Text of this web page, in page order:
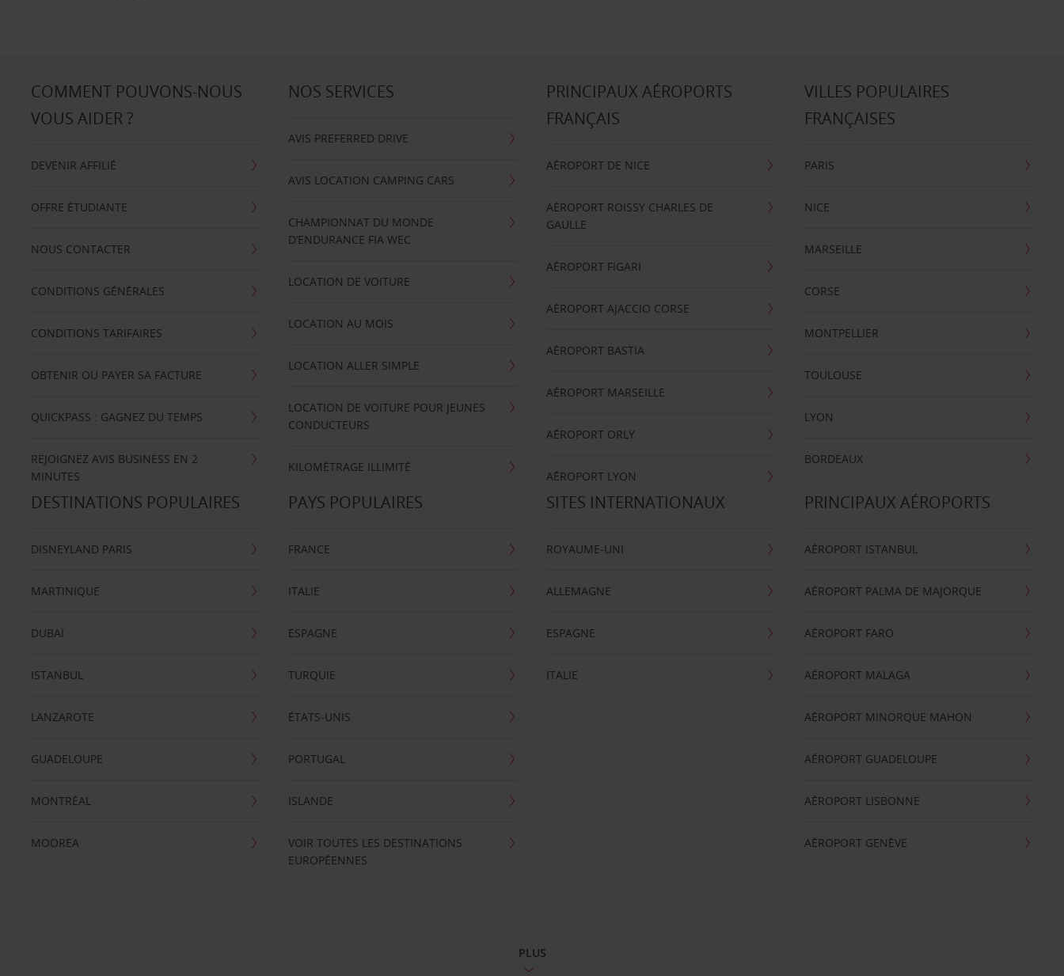
COMMENT POUVONS-NOUS
VOUS AIDER ?
DEVENIR AFFILIÉ
OFFRE ÉTUDIANTE
NOUS CONTACTER
CONDITIONS GÉNÉRALES
CONDITIONS TARIFAIRES
OBTENIR OU PAYER SA FACTURE
QUICKPASS : GAGNEZ DU TEMPS
REJOIGNEZ AVIS BUSINESS EN 2
MINUTES
NOS SERVICES
AVIS PREFERRED DRIVE
AVIS LOCATION CAMPING CARS
CHAMPIONNAT DU MONDE
D’ENDURANCE FIA WEC
LOCATION DE VOITURE
LOCATION AU MOIS
LOCATION ALLER SIMPLE
LOCATION DE VOITURE POUR JEUNES
CONDUCTEURS
KILOMÉTRAGE ILLIMITÉ
PRINCIPAUX AÉROPORTS
FRANÇAIS
AÉROPORT DE NICE
AÉROPORT ROISSY CHARLES DE
GAULLE
AÉROPORT FIGARI
AÉROPORT AJACCIO CORSE
AÉROPORT BASTIA
AÉROPORT MARSEILLE
AÉROPORT ORLY
AÉROPORT LYON
VILLES POPULAIRES
FRANÇAISES
PARIS
NICE
MARSEILLE
CORSE
MONTPELLIER
TOULOUSE
LYON
BORDEAUX
DESTINATIONS POPULAIRES
DISNEYLAND PARIS
MARTINIQUE
DUBAÏ
ISTANBUL
LANZAROTE
GUADELOUPE
MONTRÉAL
MOOREA
PAYS POPULAIRES
FRANCE
ITALIE
ESPAGNE
TURQUIE
ÉTATS-UNIS
PORTUGAL
ISLANDE
VOIR TOUTES LES DESTINATIONS
EUROPÉENNES
SITES INTERNATIONAUX
ROYAUME-UNI
ALLEMAGNE
ESPAGNE
ITALIE
PRINCIPAUX AÉROPORTS
AÉROPORT ISTANBUL
AÉROPORT PALMA DE MAJORQUE
AÉROPORT FARO
AÉROPORT MALAGA
AÉROPORT MINORQUE MAHON
AÉROPORT GUADELOUPE
AÉROPORT LISBONNE
AÉROPORT GENÈVE
PLUS